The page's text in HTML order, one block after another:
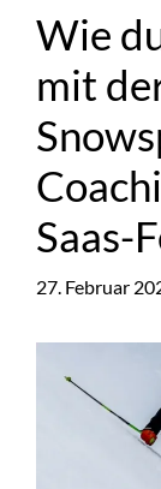
Wie
mit
Saas-
27. Februar